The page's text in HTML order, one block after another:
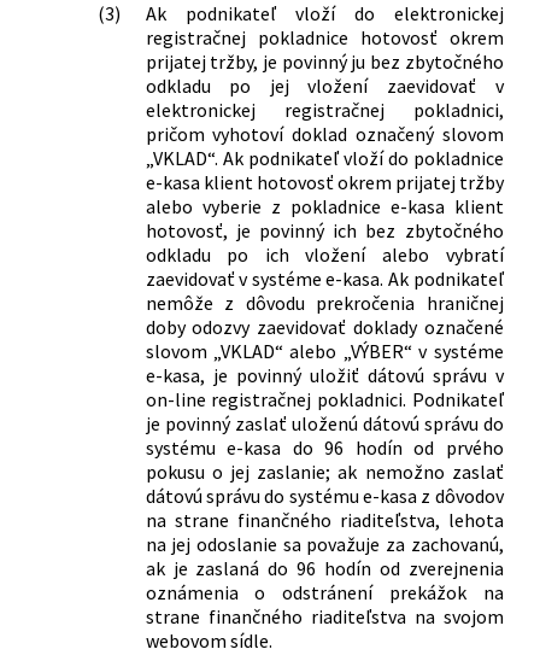
(3)
Ak podnikateľ vloží do elektronickej
registračnej pokladnice hotovosť okrem
prijatej tržby, je povinný ju bez zbytočného
odkladu po jej vložení zaevidovať v
elektronickej registračnej pokladnici,
pričom vyhotoví doklad označený slovom
„VKLAD“. Ak podnikateľ vloží do pokladnice
e-kasa klient hotovosť okrem prijatej tržby
alebo vyberie z pokladnice e-kasa klient
hotovosť, je povinný ich bez zbytočného
odkladu po ich vložení alebo vybratí
zaevidovať v systéme e-kasa. Ak podnikateľ
nemôže z dôvodu prekročenia hraničnej
doby odozvy zaevidovať doklady označené
slovom „VKLAD“ alebo „VÝBER“ v systéme
e-kasa, je povinný uložiť dátovú správu v
on-line registračnej pokladnici. Podnikateľ
je povinný zaslať uloženú dátovú správu do
systému e-kasa do 96 hodín od prvého
pokusu o jej zaslanie; ak nemožno zaslať
dátovú správu do systému e-kasa z dôvodov
na strane finančného riaditeľstva, lehota
na jej odoslanie sa považuje za zachovanú,
ak je zaslaná do 96 hodín od zverejnenia
oznámenia o odstránení prekážok na
strane finančného riaditeľstva na svojom
webovom sídle.